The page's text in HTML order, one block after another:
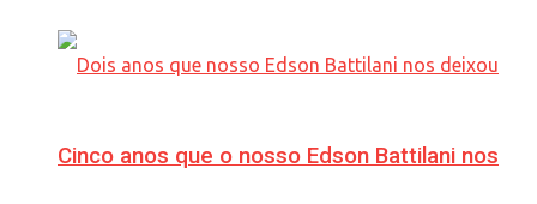
Cinco anos que o nosso Edson Battilani nos